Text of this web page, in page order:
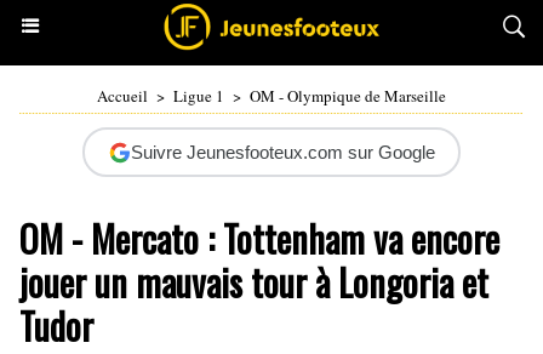
Accueil > Ligue 1 > OM - Olympique de Marseille
Suivre Jeunesfooteux.com sur Google
OM - Mercato : Tottenham va encore
jouer un mauvais tour à Longoria et
Tudor